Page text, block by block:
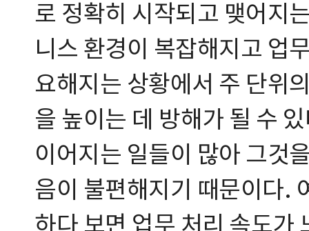
로 정확히 시작되고 맺어지
니스 환경이 복잡해지고 업
요해지는 상황에서 주 단위
을 높이는 데 방해가 될 수
이어지는 일들이 많아 그것
음이 불편해지기 때문이다.